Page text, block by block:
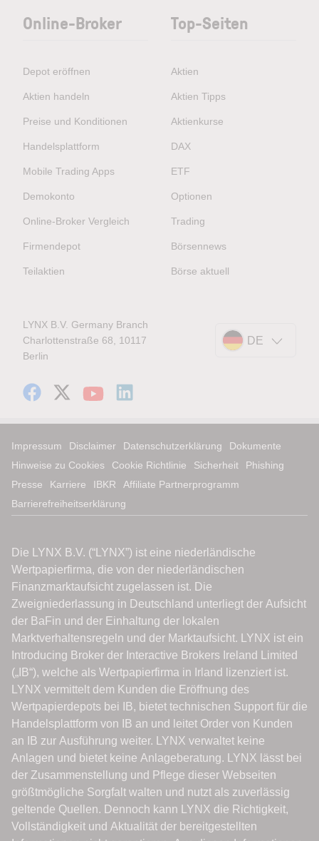
Online-Broker
Depot eröffnen
Aktien handeln
Preise und Konditionen
Handelsplattform
Mobile Trading Apps
Demokonto
Online-Broker Vergleich
Firmendepot
Teilaktien
Top-Seiten
Aktien
Aktien Tipps
Aktienkurse
DAX
ETF
Optionen
Trading
Börsennews
Börse aktuell
LYNX B.V. Germany Branch
Charlottenstraße 68, 10117
Berlin
DE
Impressum Disclaimer Datenschutzerklärung
Dokumente
Hinweise zu Cookies
Cookie Richtlinie Sicherheit
Phishing
Presse
Karriere IBKR
Affiliate Partnerprogramm
Barrierefreiheitserklärung